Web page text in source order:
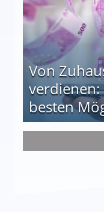
Von
verdienen:
besten
die 15 besten